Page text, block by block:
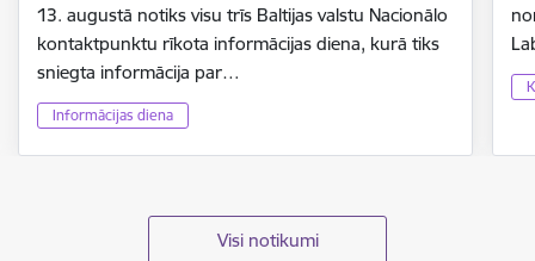
13. augustā notiks visu trīs Baltijas valstu Nacionālo
kontaktpunktu rīkota informācijas diena, kurā tiks
sniegta informācija par…
Informācijas diena
Visi notikumi